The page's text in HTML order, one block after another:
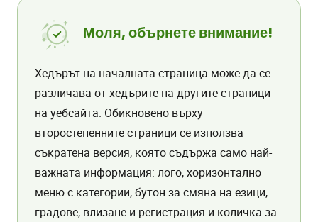
Моля, обърнете внимание!
Хедърът на началната страница може да се
различава от хедърите на другите страници
на уебсайта. Обикновено върху
второстепенните страници се използва
съкратена версия, която съдържа само най-
важната информация: лого, хоризонтално
меню с категории, бутон за смяна на езици,
градове, влизане и регистрация и количка за